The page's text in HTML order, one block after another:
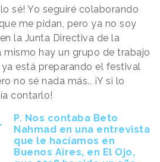
lo sé! Yo seguiré colaborando
me pidan, pero ya no soy
la Junta Directiva de la
mismo hay un grupo de trabajo
está preparando el festival
no sé nada más.. ¡Y si lo
contarlo!
P. Nos contaba Beto
Nahmad en una entrevista
que le hacíamos en
Buenos Aires, en El Ojo,